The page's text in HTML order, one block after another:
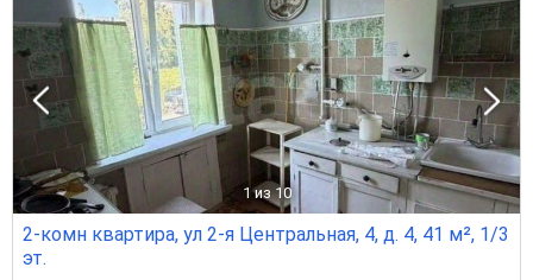
1 из 10
2-комн квартира, ул 2-я Центральная, 4, д. 4, 41 м², 1/3
эт.